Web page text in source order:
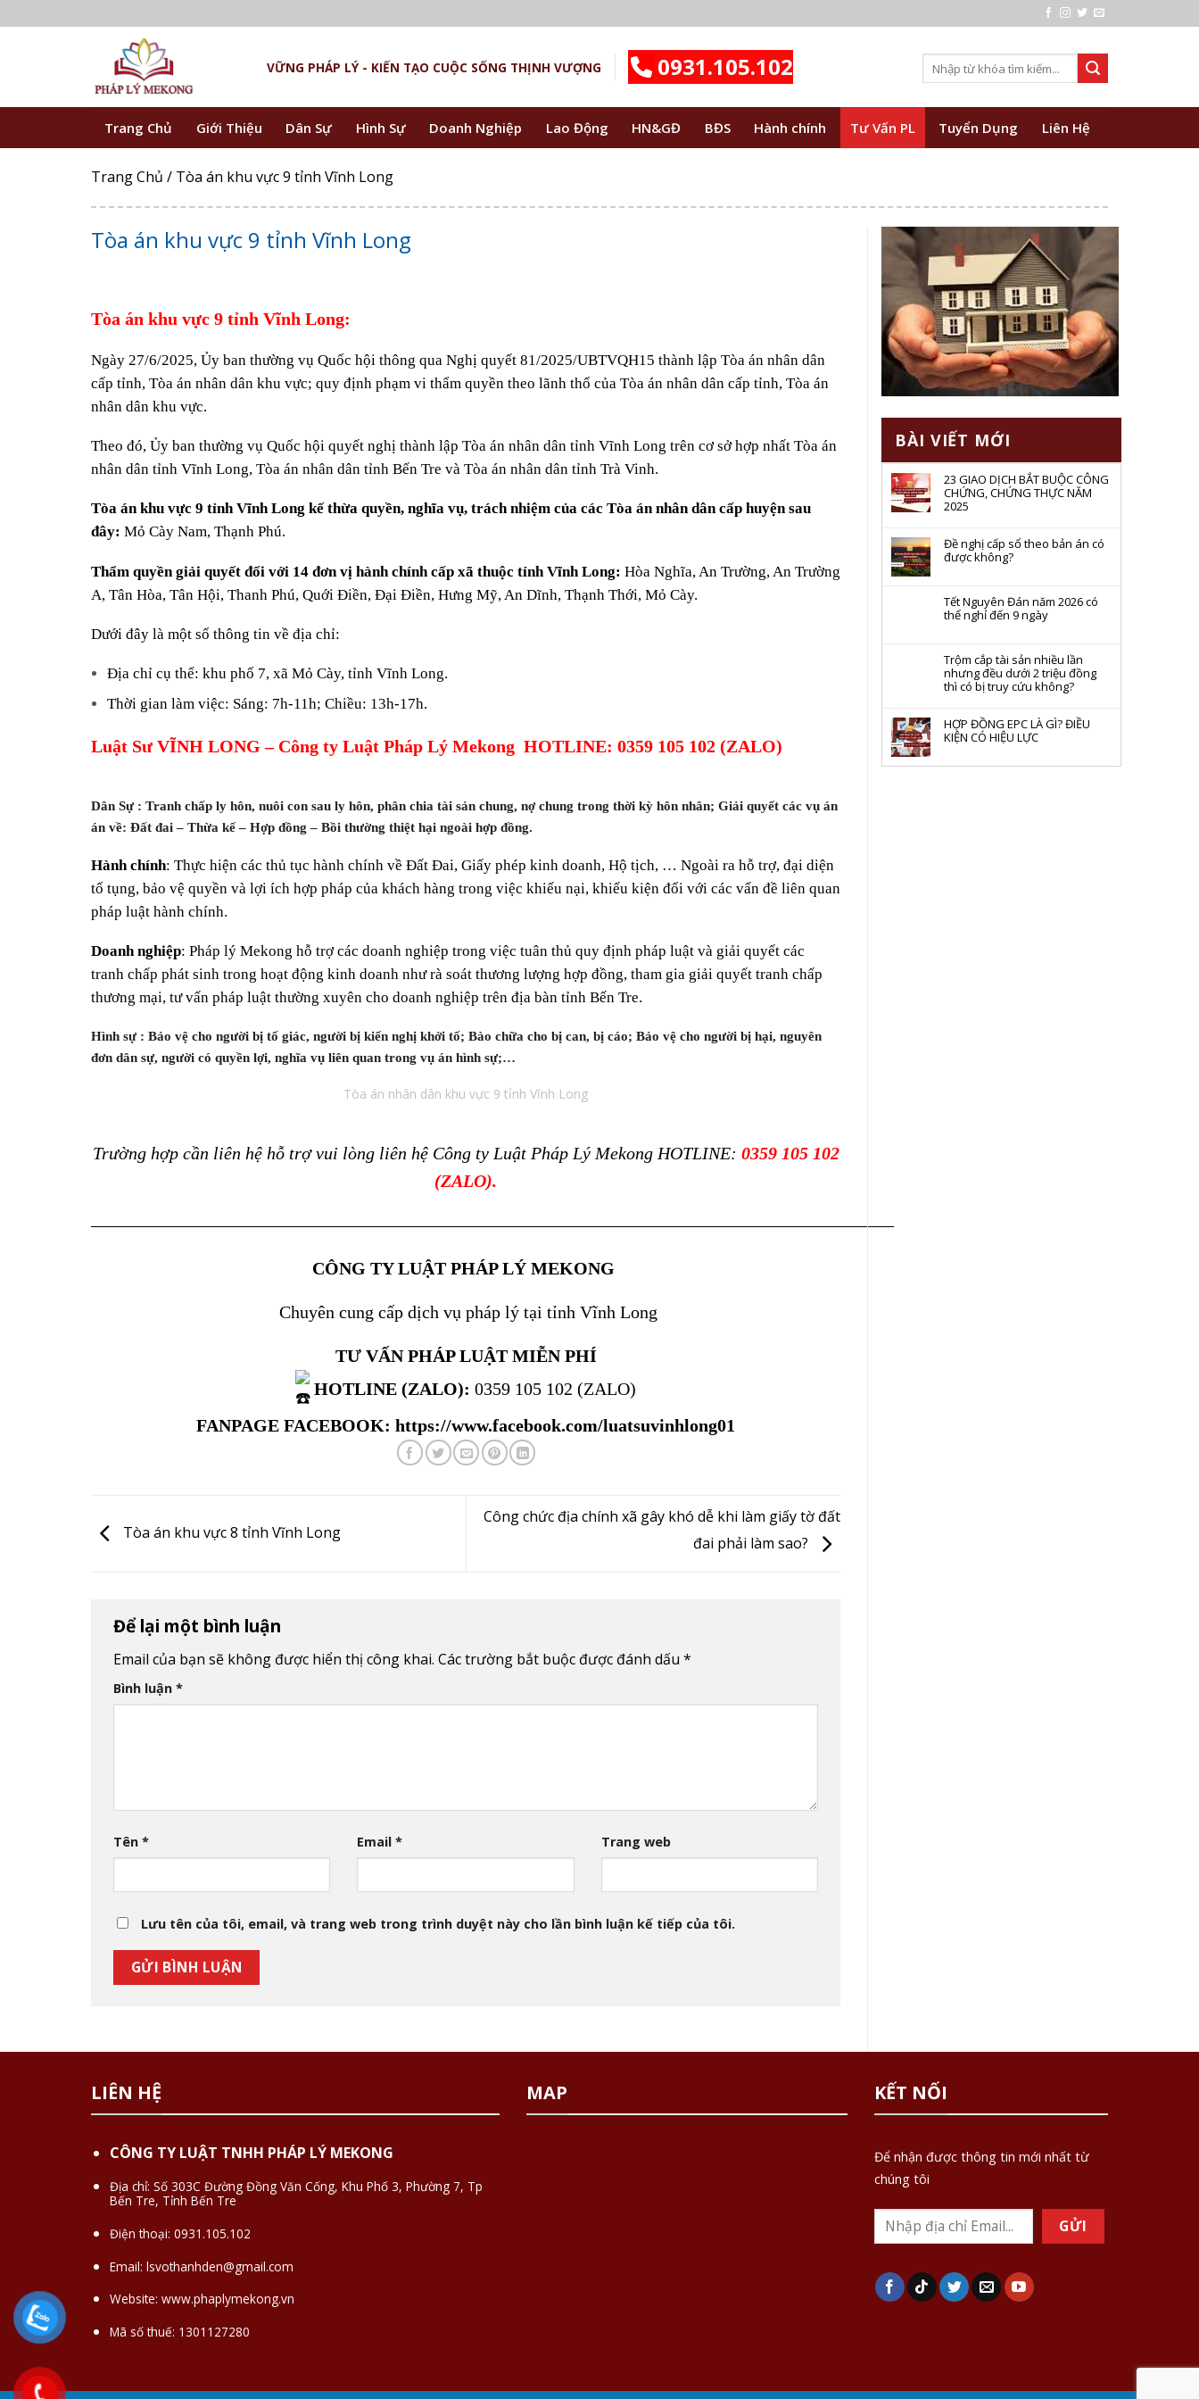
to
VỮNG PHÁP LÝ - KIẾN TẠO CUỘC SỐNG THỊNH VƯỢNG 0931.105.102
Trang Chủ Giới Thiệu Dân Sự Hình Sự Doanh Nghiệp Lao Động HN&GĐ BĐS Hành chính Tư Vấn PL Tuyển Dụng Liên Hệ
Trang Chủ / Tòa án khu vực 9 tỉnh Vĩnh Long
Tòa án khu vực 9 tỉnh Vĩnh Long
Tòa án khu vực 9 tỉnh Vĩnh Long:
Ngày 27/6/2025, Ủy ban thường vụ Quốc hội thông qua Nghị quyết 81/2025/UBTVQH15 thành lập Tòa án nhân dân
cấp tỉnh, Tòa án nhân dân khu vực; quy định phạm vi thẩm quyền theo lãnh thổ của Tòa án nhân dân cấp tỉnh, Tòa án
nhân dân khu vực.
Theo đó, Ủy ban thường vụ Quốc hội quyết nghị thành lập Tòa án nhân dân tỉnh Vĩnh Long trên cơ sở hợp nhất Tòa án
nhân dân tỉnh Vĩnh Long, Tòa án nhân dân tỉnh Bến Tre và Tòa án nhân dân tỉnh Trà Vinh.
Tòa án khu vực 9 tỉnh Vĩnh Long kế thừa quyền, nghĩa vụ, trách nhiệm của các Tòa án nhân dân cấp huyện sau
đây: Mỏ Cày Nam, Thạnh Phú.
Thẩm quyền giải quyết đối với 14 đơn vị hành chính cấp xã thuộc tỉnh Vĩnh Long: Hòa Nghĩa, An Trường, An Trường
A, Tân Hòa, Tân Hội, Thanh Phú, Quới Điền, Đại Điền, Hưng Mỹ, An Dĩnh, Thạnh Thới, Mỏ Cày.
Dưới đây là một số thông tin về địa chỉ:
Địa chỉ cụ thể: khu phố 7, xã Mỏ Cày, tỉnh Vĩnh Long.
Thời gian làm việc: Sáng: 7h-11h; Chiều: 13h-17h.
Luật Sư VĨNH LONG – Công ty Luật Pháp Lý Mekong HOTLINE: 0359 105 102 (ZALO)
Dân Sự : Tranh chấp ly hôn, nuôi con sau ly hôn, phân chia tài sản chung, nợ chung trong thời kỳ hôn nhân; Giải quyết các vụ án
án về: Đất đai – Thừa kế – Hợp đồng – Bồi thường thiệt hại ngoài hợp đồng.
Hành chính: Thực hiện các thủ tục hành chính về Đất Đai, Giấy phép kinh doanh, Hộ tịch, … Ngoài ra hỗ trợ, đại diện
tố tụng, bảo vệ quyền và lợi ích hợp pháp của khách hàng trong việc khiếu nại, khiếu kiện đối với các vấn đề liên quan
pháp luật hành chính.
Doanh nghiệp: Pháp lý Mekong hỗ trợ các doanh nghiệp trong việc tuân thủ quy định pháp luật và giải quyết các
tranh chấp phát sinh trong hoạt động kinh doanh như rà soát thương lượng hợp đồng, tham gia giải quyết tranh chấp
thương mại, tư vấn pháp luật thường xuyên cho doanh nghiệp trên địa bàn tỉnh Bến Tre.
Hình sự : Bảo vệ cho người bị tố giác, người bị kiến nghị khởi tố; Bào chữa cho bị can, bị cáo; Bảo vệ cho người bị hại, nguyên
đơn dân sự, người có quyền lợi, nghĩa vụ liên quan trong vụ án hình sự;…
Tòa án nhân dân khu vực 9 tỉnh Vĩnh Long
Trường hợp cần liên hệ hỗ trợ vui lòng liên hệ Công ty Luật Pháp Lý Mekong HOTLINE: 0359 105 102
(ZALO).
—————————————————————————————————————————————
CÔNG TY LUẬT PHÁP LÝ MEKONG
Chuyên cung cấp dịch vụ pháp lý tại tỉnh Vĩnh Long
TƯ VẤN PHÁP LUẬT MIỄN PHÍ
HOTLINE (ZALO): 0359 105 102 (ZALO)
FANPAGE FACEBOOK: https://www.facebook.com/luatsuvinhlong01
Tòa án khu vực 8 tỉnh Vĩnh Long
Công chức địa chính xã gây khó dễ khi làm giấy tờ đất
đai phải làm sao?
Để lại một bình luận
Email của bạn sẽ không được hiển thị công khai. Các trường bắt buộc được đánh dấu *
Bình luận *
Tên * Email* Trang web
Lưu tên của tôi, email, và trang web trong trình duyệt này cho lần bình luận kế tiếp của tôi.
BÀI VIẾT MỚI
23 GIAO DỊCH BẮT BUỘC CÔNG
CHỨNG, CHỨNG THỰC NĂM
2025
Đề nghị cấp sổ theo bản án có
được không?
Tết Nguyên Đán năm 2026 có
thể nghỉ đến 9 ngày
Trộm cắp tài sản nhiều lần
nhưng đều dưới 2 triệu đồng
thì có bị truy cứu không?
HỢP ĐỒNG EPC LÀ GÌ? ĐIỀU
KIỆN CÓ HIỆU LỰC
LIÊN HỆ
CÔNG TY LUẬT TNHH PHÁP LÝ MEKONG
Địa chỉ: Số 303C Đường Đồng Văn Cống, Khu Phố 3, Phường 7, Tp
Bến Tre, Tỉnh Bến Tre
Điện thoại: 0931.105.102
Email: lsvothanhden@gmail.com
Website: www.phaplymekong.vn
Mã số thuế: 1301127280
MAP KẾT NỐI
Để nhận được thông tin mới nhất từ
chúng tôi